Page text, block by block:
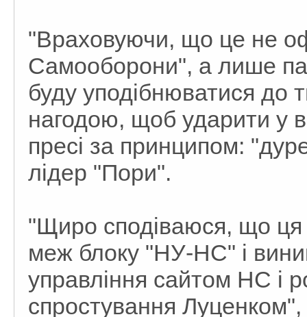
"Враховуючи, що це не
Самооборони", а лише
буду уподібнюватися до
нагодою, щоб ударити у
пресі за принципом:
лідер "Пори".
"Щиро сподіваюся, що ця
меж блоку "НУ-НС" і
управління сайтом НС і
спростування Луценком",